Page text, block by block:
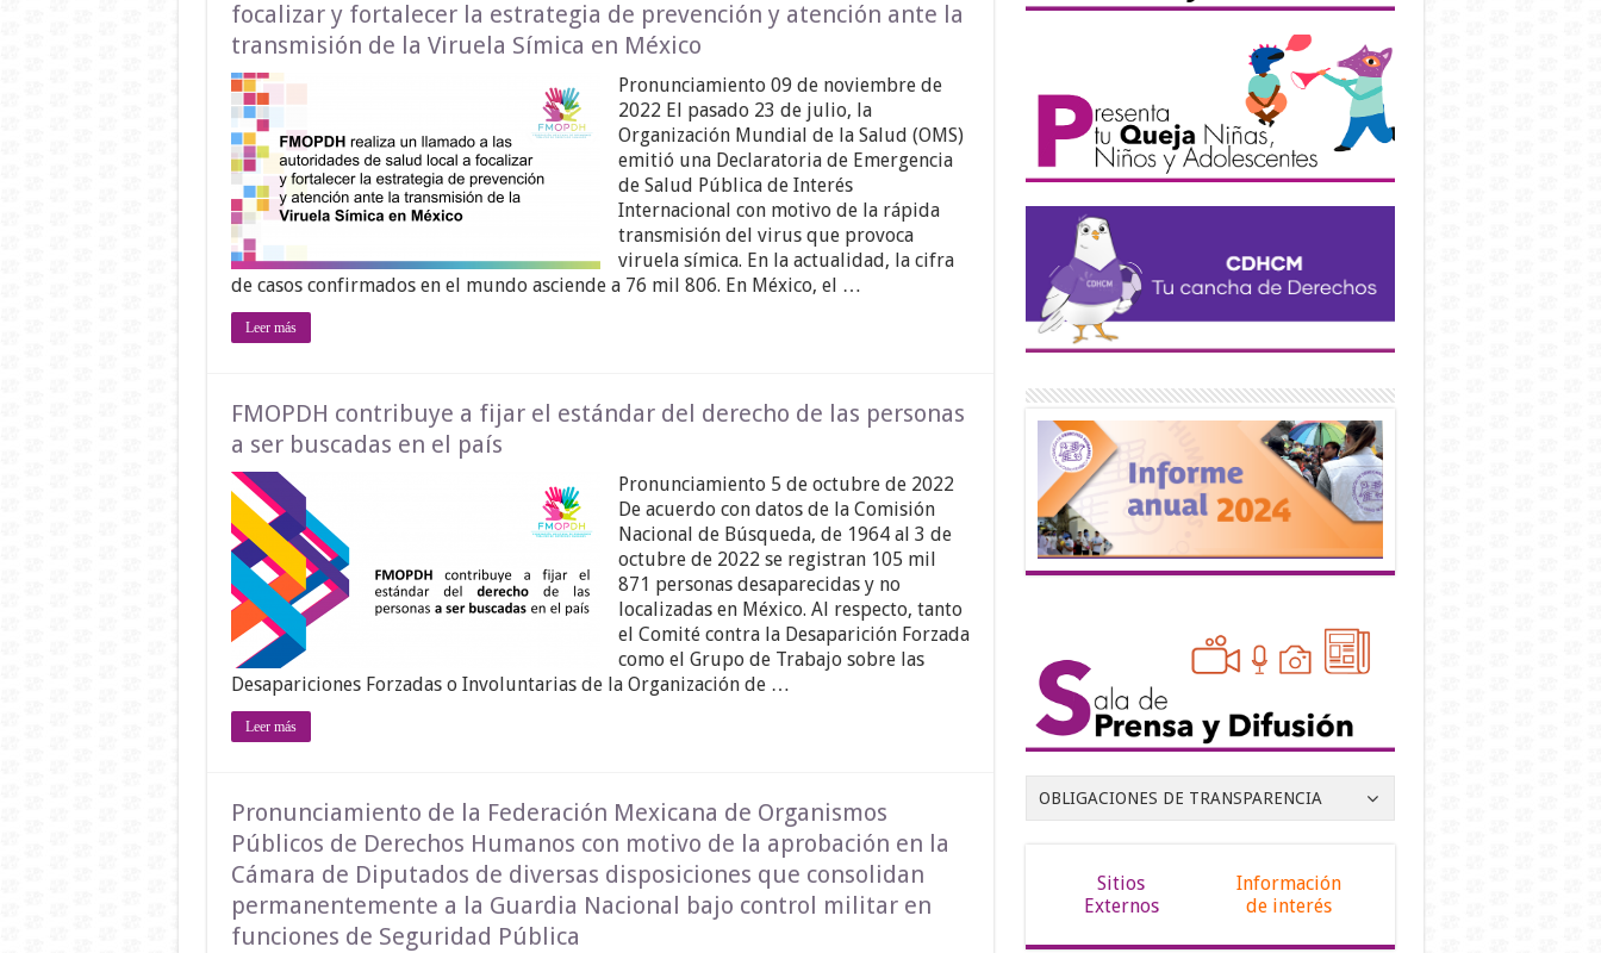
focalizar y fortalecer la estrategia de prevención y atención ante la
transmisión de la Viruela Símica en México
Pronunciamiento 09 de noviembre de
2022 El pasado 23 de julio, la
Organización Mundial de la Salud (OMS)
emitió una Declaratoria de Emergencia
de Salud Pública de Interés
Internacional con motivo de la rápida
transmisión del virus que provoca
viruela símica. En la actualidad, la cifra
de casos confirmados en el mundo asciende a 76 mil 806. En México, el …
Leer más
FMOPDH contribuye a fijar el estándar del derecho de las personas
a ser buscadas en el país
Pronunciamiento 5 de octubre de 2022
De acuerdo con datos de la Comisión
Nacional de Búsqueda, de 1964 al 3 de
octubre de 2022 se registran 105 mil
871 personas desaparecidas y no
localizadas en México. Al respecto, tanto
el Comité contra la Desaparición Forzada
como el Grupo de Trabajo sobre las
Desapariciones Forzadas o Involuntarias de la Organización de …
Leer más
Pronunciamiento de la Federación Mexicana de Organismos
Públicos de Derechos Humanos con motivo de la aprobación en la
Cámara de Diputados de diversas disposiciones que consolidan
permanentemente a la Guardia Nacional bajo control militar en
funciones de Seguridad Pública
OBLIGACIONES DE TRANSPARENCIA
Sitios
Externos
Información
de interés